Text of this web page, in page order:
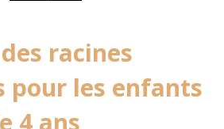
racines
pour les enfants
4 ans